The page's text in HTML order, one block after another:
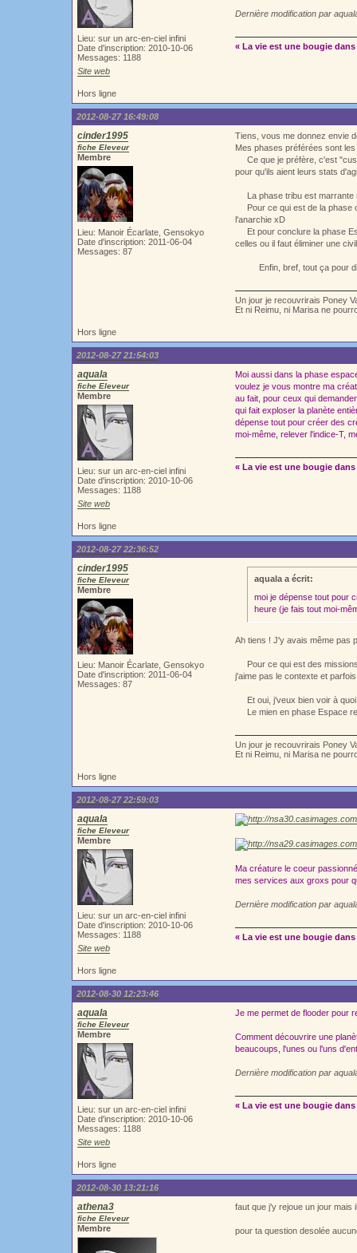
Lieu: sur un arc-en-ciel infini
Date d'inscription: 2010-10-06
Messages: 1188
Site web
Dernière modification par
« La vie est une bougie dans
Hors ligne
2012-08-27 16:49:08
cinder1995
fiche Eleveur
Membre
Lieu: Manoir Écarlate, Gensokyo
Date d'inscription: 2011-06-04
Messages: 87
Tiens, vous me donnez envie
Mes phases préférées sont
Ce que je préfère, c'est
pour qu'ils aient leurs stats
La phase tribu est marrante
Pour ce qui est de la phase
l'anarchie xD
Et pour conclure la phase
celles ou il faut éliminer une
Enfin, bref, tout ça pour
Un jour je recouvrirais Poney
Et ni Reimu, ni Marisa ne
Hors ligne
2012-08-27 21:54:03
aquala
fiche Eleveur
Membre
Lieu: sur un arc-en-ciel infini
Date d'inscription: 2010-10-06
Messages: 1188
Site web
Moi aussi dans la phase
voulez je vous montre ma
au fait, pour ceux qui
qui fait exploser la planète
dépense tout pour créer des
moi-même, relever l'indice-T,
« La vie est une bougie dans
Hors ligne
2012-08-27 22:36:52
cinder1995
fiche Eleveur
Membre
Lieu: Manoir Écarlate, Gensokyo
Date d'inscription: 2011-06-04
Messages: 87
aquala a écrit:
moi je dépense tout pour
heure (je fais tout moi-
Ah tiens ! J'y avais même pas
Pour ce qui est des
j'aime pas le contexte et
Et oui, j'veux bien voir à
Le mien en phase Espace
Un jour je recouvrirais Poney
Et ni Reimu, ni Marisa ne
Hors ligne
2012-08-27 22:59:03
aquala
fiche Eleveur
Membre
Lieu: sur un arc-en-ciel infini
Date d'inscription: 2010-10-06
Messages: 1188
Site web
Ma créature le coeur
mes services aux groxs pour
Dernière modification par
« La vie est une bougie dans
Hors ligne
2012-08-30 12:23:46
aquala
fiche Eleveur
Membre
Lieu: sur un arc-en-ciel infini
Date d'inscription: 2010-10-06
Messages: 1188
Site web
Je me permet de flooder pour
Comment découvrire une
beaucoups, l'unes ou l'uns
Dernière modification par
« La vie est une bougie dans
Hors ligne
2012-08-30 13:21:16
athena3
fiche Eleveur
Membre
faut que j'y rejoue un jour
pour ta question desolée